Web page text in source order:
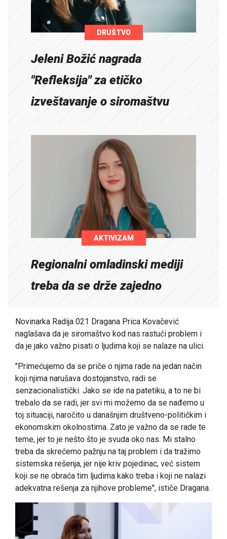
DRUŠTVO
Jeleni Božić nagrada
"Refleksija" za etičko
izveštavanje o siromaštvu
AKTIVIZAM
Regionalni omladinski mediji
treba da se drže zajedno
Novinarka Radija 021 Dragana Prica Kovačević
naglašava da je siromaštvo kod nas rastući problem i
da je jako važno pisati o ljudima koji se nalaze na ulici.
"Primećujemo da se priče o njima rade na jedan način
koji njima narušava dostojanstvo, radi se
senzacionalistički. Jako se ide na patetiku, a to ne bi
trebalo da se radi, jer svi mi možemo da se nađemo u
toj situaciji, naročito u današnjim društveno-političkim i
ekonomskim okolnostima. Zato je važno da se rade te
teme, jer to je nešto što je svuda oko nas. Mi stalno
treba da skrećemo pažnju na taj problem i da tražimo
sistemska rešenja, jer nije kriv pojedinac, već sistem
koji se ne obraća tim ljudima kako treba i koji ne nalazi
adekvatna rešenja za njihove probleme", ističe Dragana.